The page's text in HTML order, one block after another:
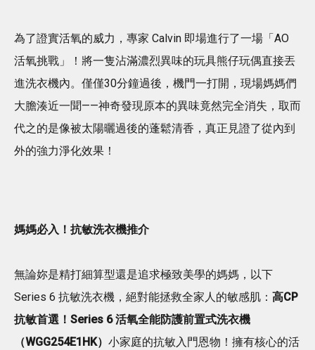
為了證實活氧的威力，專家 Calvin 即場進行了一場「AO
活氧挑戰」！將一隻沾滿濃烈異味的玩具熊仔玩偶直接丟
進洗衣機內。僅僅30分鐘過後，機門一打開，現場媽媽們
大膽湊近一聞——神奇發現原本的異味竟然完全消失，取而
代之的是像被太陽曬過後的蓬鬆清香，真正見證了從內到
外的強力淨化效果！
媽媽必入！抗敏洗衣機推介
無論妳是精打細算型還是追求極致美學的媽媽，以下
Series 6 抗敏洗衣機，絕對能拯救全家人的敏感肌： 高CP
抗敏首選！Series 6 活氧全能防護前置式洗衣機
（WGG254E1HK） 小家庭的抗敏入門恩物！擁有核心的活